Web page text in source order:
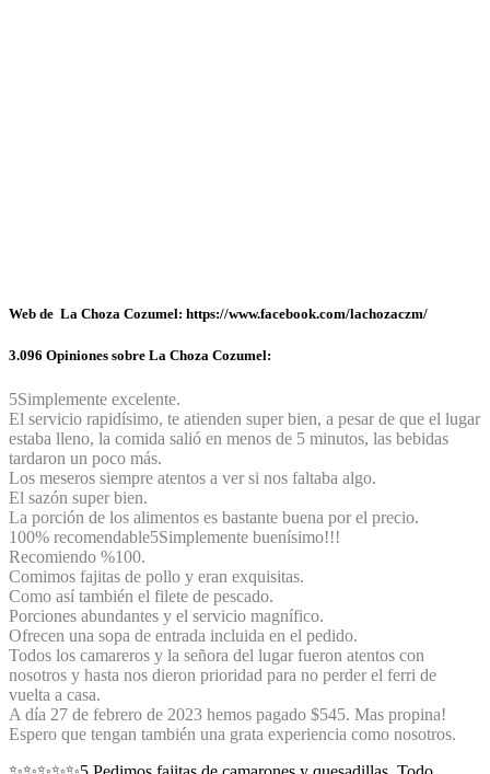
Web de La Choza Cozumel: https://www.facebook.com/lachozaczm/
3.096 Opiniones sobre La Choza Cozumel:
5Simplemente excelente.
El servicio rapidísimo, te atienden super bien, a pesar de que el lugar
estaba lleno, la comida salió en menos de 5 minutos, las bebidas
tardaron un poco más.
Los meseros siempre atentos a ver si nos faltaba algo.
El sazón super bien.
La porción de los alimentos es bastante buena por el precio.
100% recomendable5Simplemente buenísimo!!!
Recomiendo %100.
Comimos fajitas de pollo y eran exquisitas.
Como así también el filete de pescado.
Porciones abundantes y el servicio magnífico.
Ofrecen una sopa de entrada incluida en el pedido.
Todos los camareros y la señora del lugar fueron atentos con
nosotros y hasta nos dieron prioridad para no perder el ferri de
vuelta a casa.
A día 27 de febrero de 2023 hemos pagado $545. Mas propina!
Espero que tengan también una grata experiencia como nosotros.